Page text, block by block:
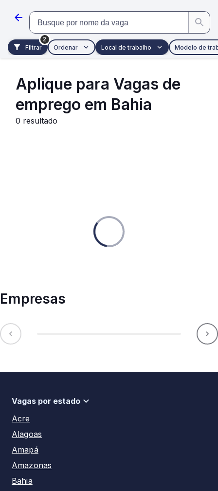
Pular para o conteúdo principal
Busque por nome da vaga
Filtrar
2
Ordenar Local de trabalho Modelo de
Aplique para Vagas de
emprego em Bahia
0 resultado
Empresas
Vagas por estado
Acre
Alagoas
Amapá
Amazonas
Bahia